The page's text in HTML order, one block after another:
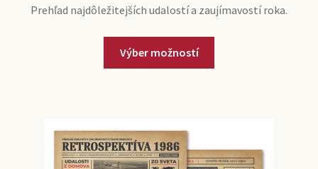
Prehľad najdôležitejších udalostí a zaujímavostí roka.
Výber možností